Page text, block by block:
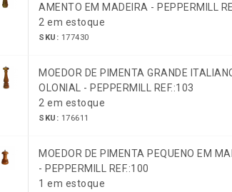
AMENTO EM MADEIRA - PEPPERMILL
2 em estoque
SKU: 177430
MOEDOR DE PIMENTA GRANDE
OLONIAL - PEPPERMILL REF.:103
2 em estoque
SKU: 176611
MOEDOR DE PIMENTA PEQUENO EM
- PEPPERMILL REF.:100
1 em estoque